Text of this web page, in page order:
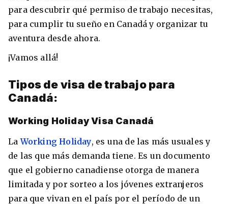
+30 Summer English for Professionals en
Melbourne
para descubrir qué permiso de trabajo necesitas,
para cumplir tu sueño en Canadá y organizar tu
aventura desde ahora.
¡Vamos allá!
Tipos de visa de trabajo para
Canadá:
Working Holiday Visa Canadá
LaWorking Holiday, es una de las más usuales y
de las que más demanda tiene. Es un documento
que el gobierno canadiense otorga de manera
limitada y por sorteo a los jóvenes extranjeros
para que vivan en el país por el período de un